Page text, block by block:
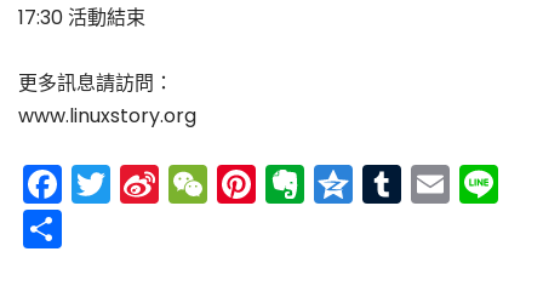
17:30 活動結束
更多訊息請訪問：
www.linuxstory.org
Facebook
Twitter
Sina
Weibo
WeChat
Pinterest
Evernote
Qzone
Tumblr